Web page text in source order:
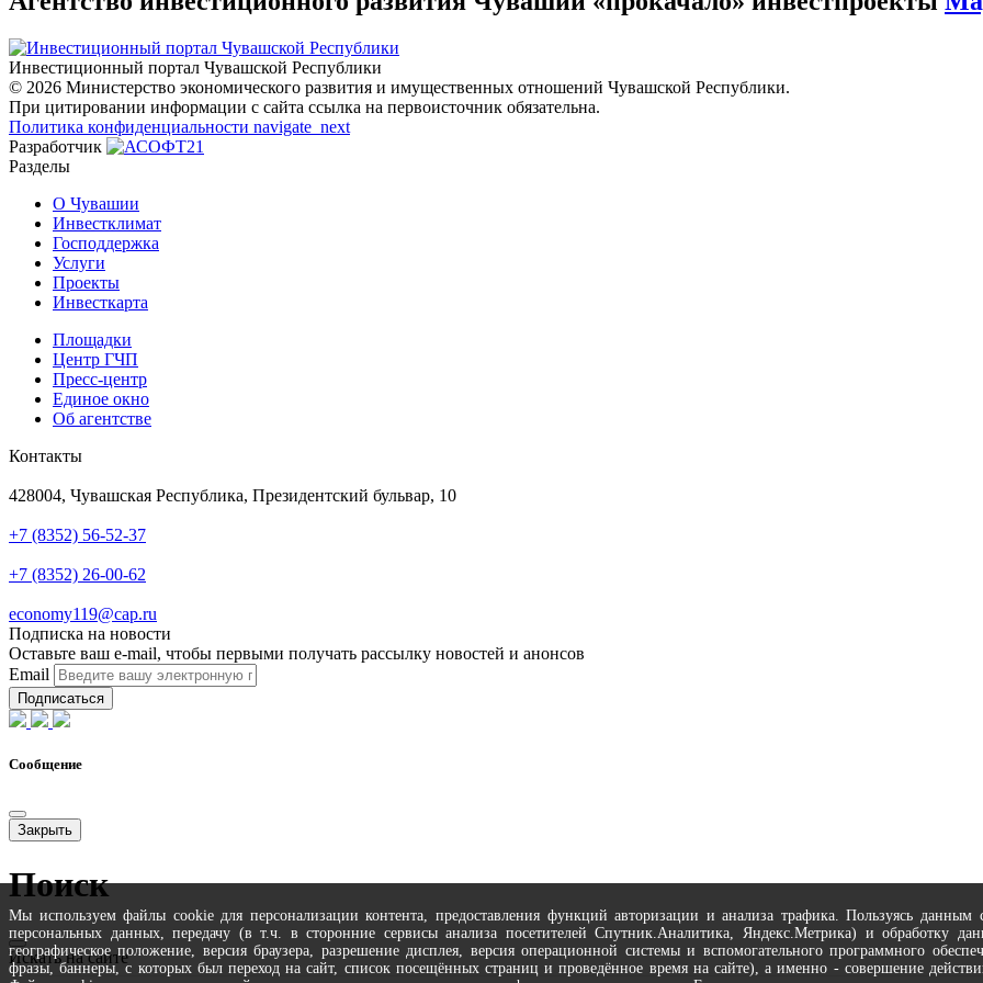
Инвестиционный портал Чувашской Республики
© 2026 Министерство экономического развития и имущественных отношений Чувашской Республики.
При цитировании информации с сайта ссылка на первоисточник обязательна.
Политика конфиденциальности navigate_next
Разработчик
Разделы
О Чувашии
Инвестклимат
Господдержка
Услуги
Проекты
Инвесткарта
Площадки
Центр ГЧП
Пресс-центр
Единое окно
Об агентстве
Контакты
428004, Чувашская Республика, Президентский бульвар, 10
+7 (8352) 56-52-37
+7 (8352) 26-00-62
economy119@cap.ru
Подписка на новости
Оставьте ваш e-mail, чтобы первыми получать рассылку новостей и анонсов
Email
Подписаться
Сообщение
Закрыть
Поиск
Искать на сайте
Мы используем файлы cookie для персонализации контента, предоставления функций авторизации и анализа трафика. Пользуясь данным
персональных данных, передачу (в т.ч. в сторонние сервисы анализа посетителей Спутник.Аналитика, Яндекс.Метрика) и обработку
географическое положение, версия браузера, разрешение дисплея, версия операционной системы и вспомогательного программного
фразы, баннеры, с которых был переход на сайт, список посещённых страниц и проведённое время на сайте), а именно - совершение